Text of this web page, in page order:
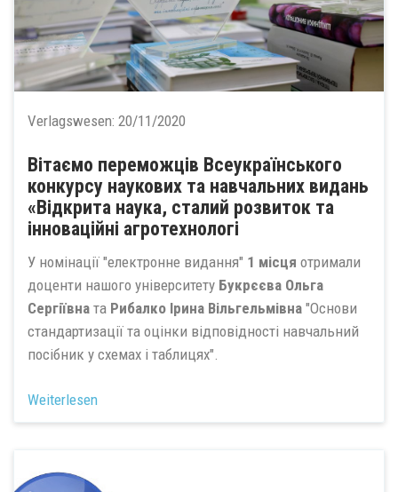
Verlagswesen: 20/11/2020
Вітаємо переможців Всеукраїнського
конкурсу наукових та навчальних видань
«Відкрита наука, сталий розвиток та
інноваційні агротехнологі
У номінації "електронне видання" 1 місця отримали
доценти нашого університету Букрєєва Ольга
Сергіївна та Рибалко Ірина Вільгельмівна "Основи
стандартизації та оцінки відповідності навчальний
посібник у схемах і таблицях".
Weiterlesen